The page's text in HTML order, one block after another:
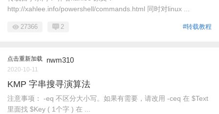
http://xahlee.info/powershell/commands.html 同时对linux ...
#转载教程
27366 2
点击重新加载 nwm310
2020-10-11
KMP 字串搜寻演算法
注意事项： -eq 不区分大小写。如果有需要，请改用 -ceq 在 $Text
里面找 $Key ( 1个字 ) 在 ...